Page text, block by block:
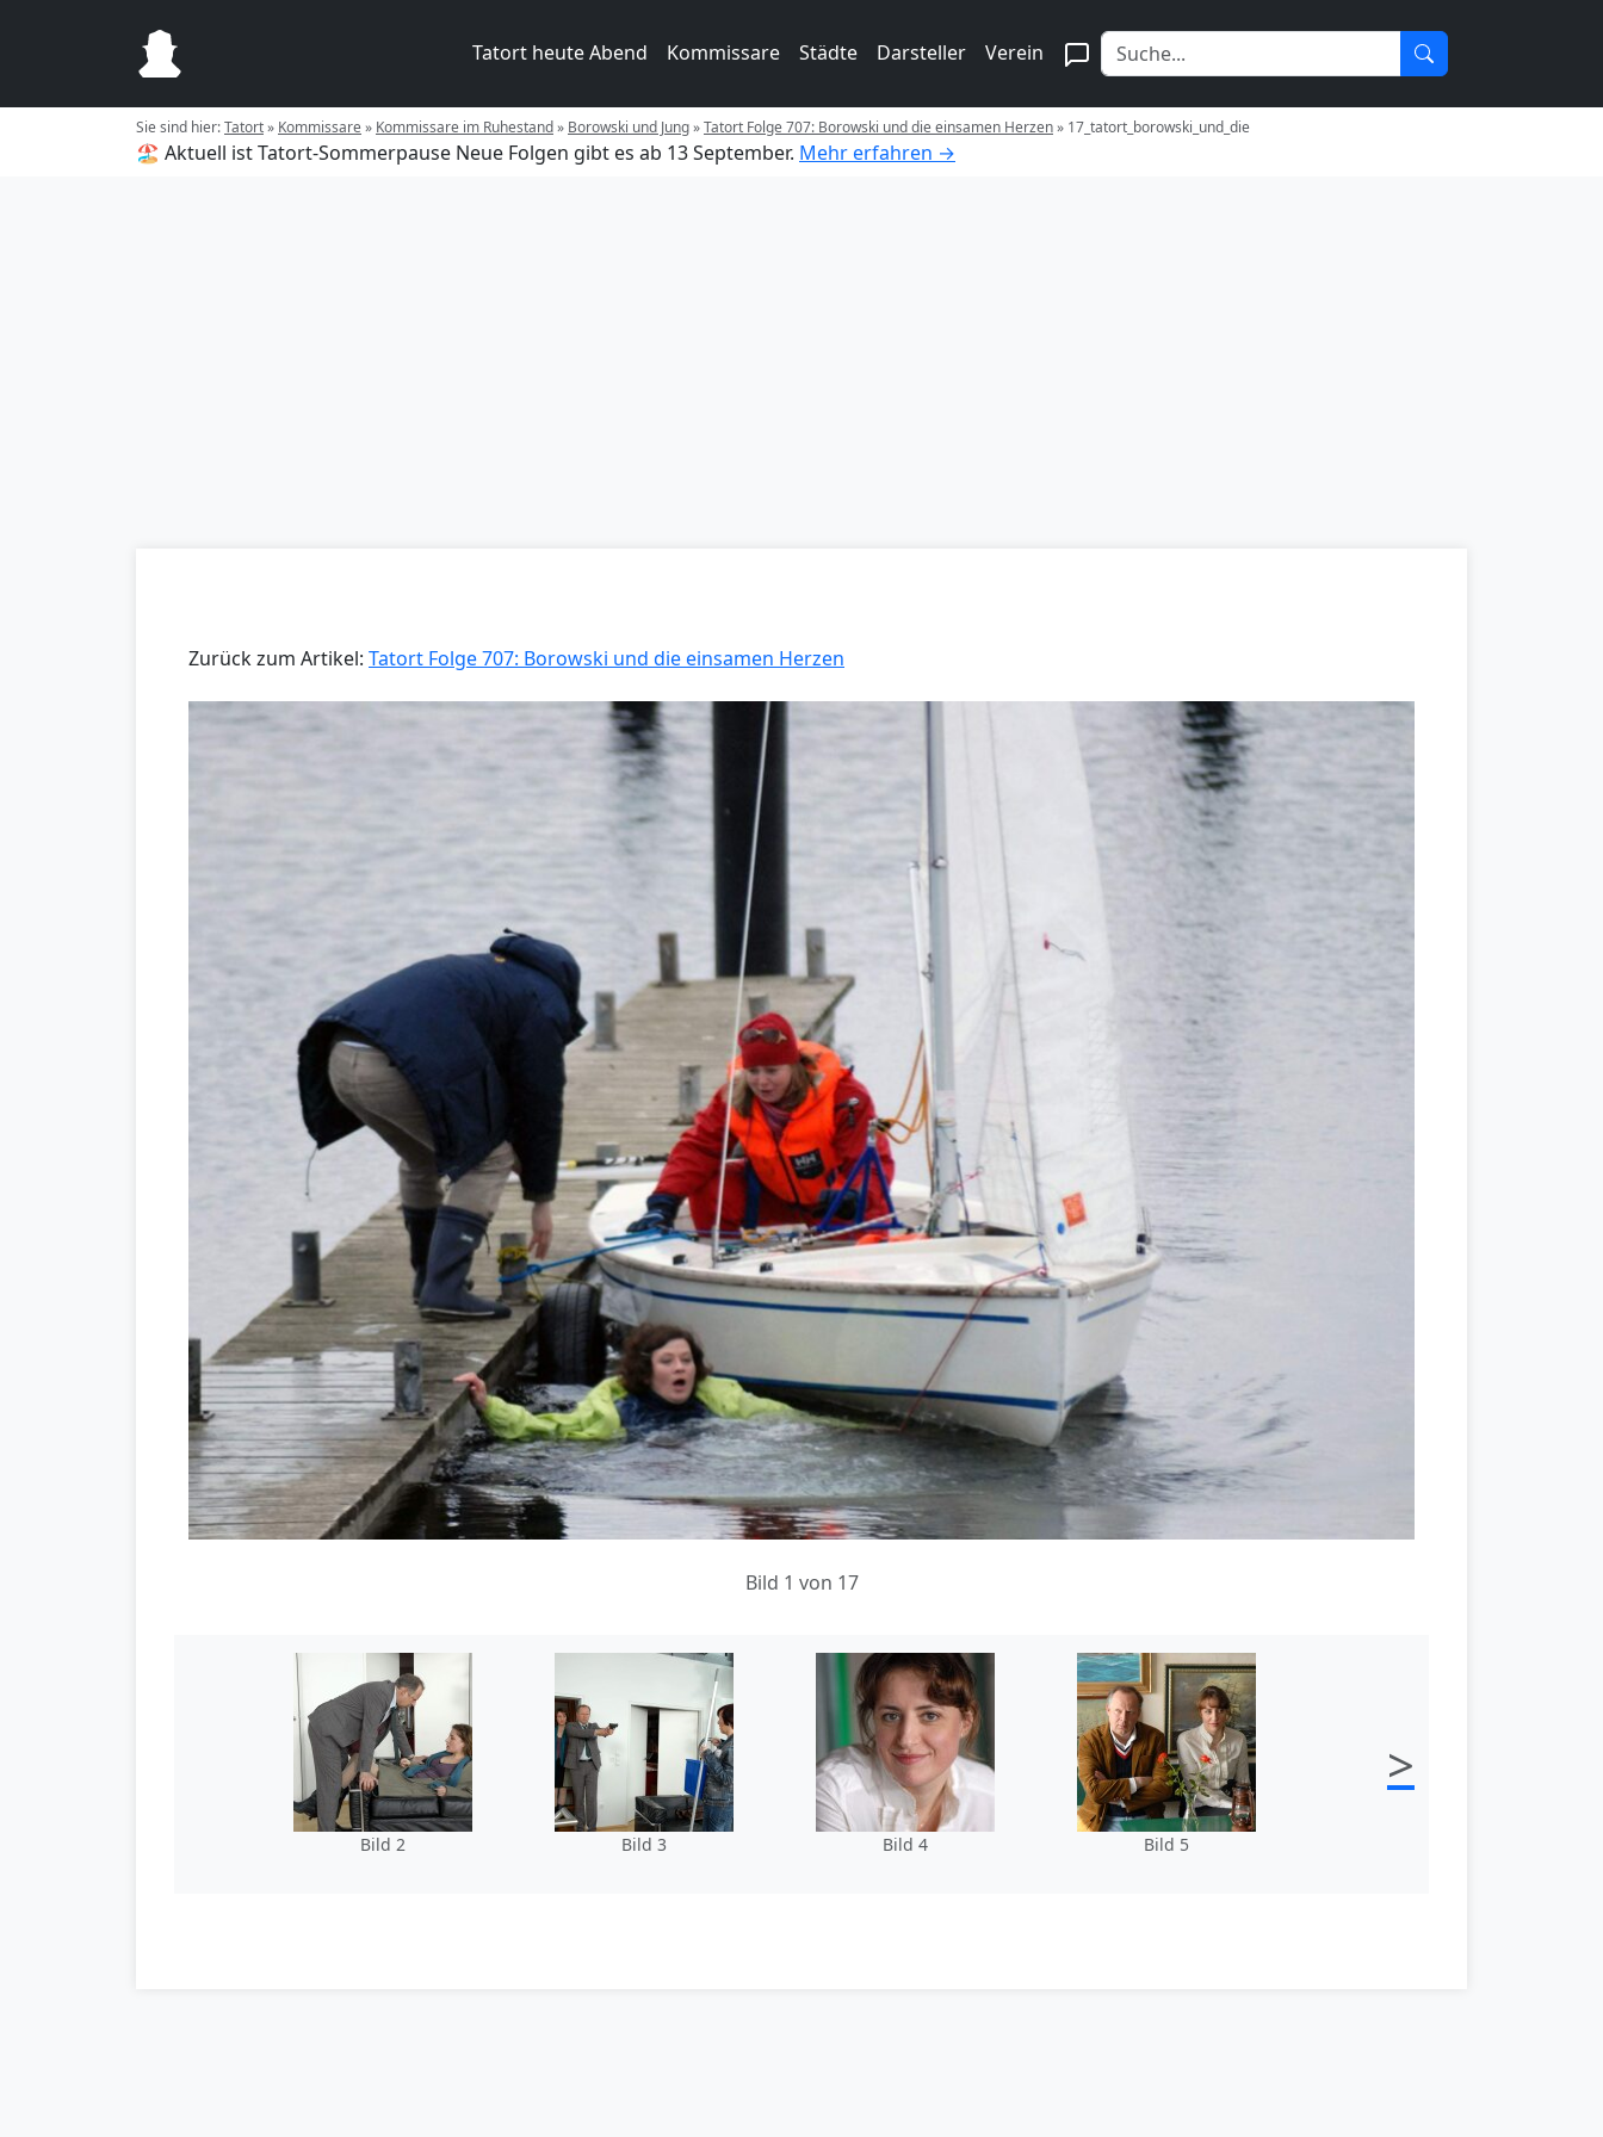
Tatort heute Abend Kommissare Städte Darsteller Verein
Sie sind hier:Tatort» Kommissare» Kommissare im Ruhestand» Borowski und Jung»Tatort Folge 707: Borowski und die einsamen Herzen» 17_tatort_borowski_und_die
🏖️ Aktuell ist Tatort-Sommerpause Neue Folgen gibt es ab 13 September. Mehr erfahren →
Zurück zum Artikel: Tatort Folge 707: Borowski und die einsamen Herzen
Bild 1 von 17
Bild 2 Bild 3 Bild 4 Bild 5
>